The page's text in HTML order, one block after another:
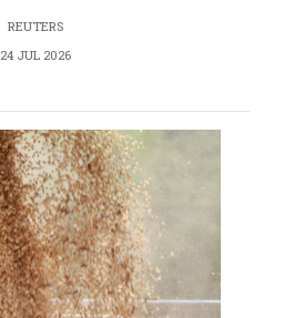
REUTERS
24 JUL 2026